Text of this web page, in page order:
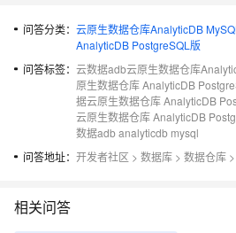
问答分类： 云原生数据仓库AnalyticDB
AnalyticDB PostgreSQL版
问答标签： 云数据adb云原生数据仓库
原生数据仓库 AnalyticDB
据云原生数据仓库 AnalyticDB
云原生数据仓库 AnalyticDB
数据adb analyticdb mysql
问答地址： 开发者社区 > 数据库 > 数据仓库 >
相关问答